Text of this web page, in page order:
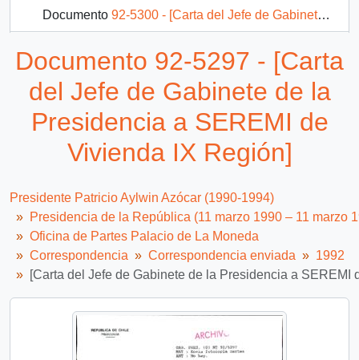
Documento 92-5300 - [Carta del Jefe de Gabinete de la Presidencia a Vicepresidente Ejecutivo de CORFO]
92-5301 - [Carta del Jefe de Gabinete de la Presidencia a Jefe de División Jurídico-Legislativa]
Documento 92-5302 - [Carta del Jefe de Gabinete de la Presidencia a Jefe de División Jurídico-Legislativa]
388 más...
Documento 92-5297 - [Carta
del Jefe de Gabinete de la
Presidencia a SEREMI de
Vivienda IX Región]
Presidente Patricio Aylwin Azócar (1990-1994)
Presidencia de la República (11 marzo 1990 – 11 marzo
Oficina de Partes Palacio de La Moneda
Correspondencia
Correspondencia enviada
1992
[Carta del Jefe de Gabinete de la Presidencia a SEREMI